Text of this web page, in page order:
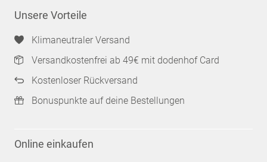
Unsere Vorteile
Klimaneutraler Versand
Versandkostenfrei ab 49€ mit dodenhof Card
Kostenloser Rückversand
Bonuspunkte auf deine Bestellungen
Online einkaufen